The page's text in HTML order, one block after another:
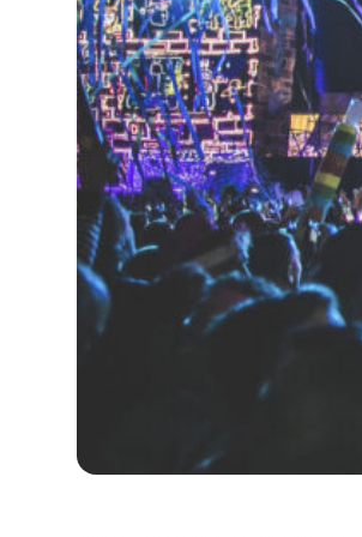
Privacy PolicyCookies NoticeLegal Notice